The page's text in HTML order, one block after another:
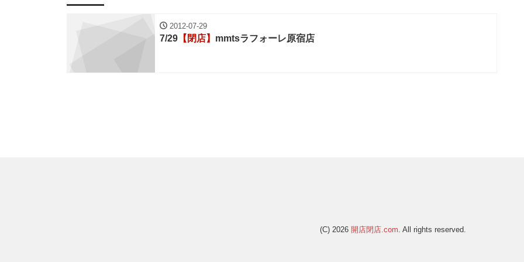
2012-07-29
7/29 【閉店】 mmtsラフォーレ原宿店
(C) 2026 開店閉店.com . All rights reserved.